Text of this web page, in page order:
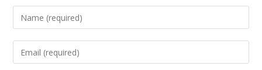
Enter
your
name
Enter
your